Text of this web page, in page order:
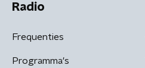
Radio
Frequenties
Programma's